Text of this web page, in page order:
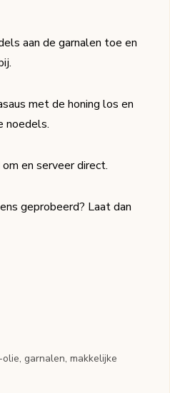
aan de garnalen toe en
met de honing los en
noedels.
en serveer direct.
geprobeerd? Laat dan
garnalen, makkelijke